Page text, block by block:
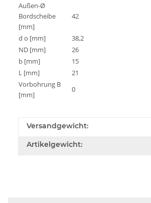
Außen-Ø
Bordscheibe
[mm]
42
d o [mm]
38,2
ND [mm]
26
b [mm]
15
L [mm]
21
Vorbohrung B
[mm]
0
Versandgewicht:
Artikelgewicht: